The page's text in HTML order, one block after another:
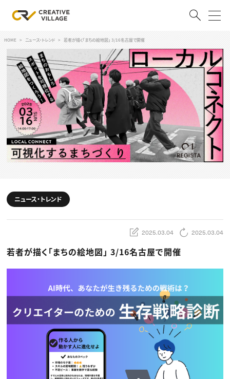
ログイン 会員登録
RECRUIT
クリエイター求人を探す
CREATIVE JOB求人検索
特集求人
採用説明会
スキルアップしたい！
スキルアップしたい！ トップ
プログラミング
マーケティング
ディレクション
TOP Creator’s コラム
アプリクリエイター
ゲームクリエイター
映像クリエイター
クリエイターインタビュー
C＆R Magazine
ニュース・トレンド
ニュース・トレンド トップ
Web
ゲーム・エンタメ
広告
出版
CREATIVE VILLAGEからのお知らせ
プロフェッショナル×つながる×メディア
HOME ニュース・トレンド 若者が描く「まちの絵地図」 3/16名古屋で開催
ニュース・トレンド
2025.03.04 2025.03.04
若者が描く「まちの絵地図」 3/16名古屋で開催